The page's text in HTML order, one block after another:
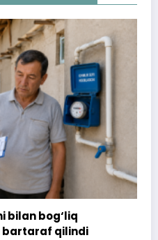
million so‘m to‘landi,